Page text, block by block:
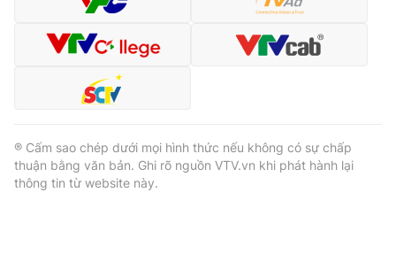
® Cấm sao chép dưới mọi hình thức nếu không có sự chấp
thuận bằng văn bản. Ghi rõ nguồn VTV.vn khi phát hành lại
thông tin từ website này.